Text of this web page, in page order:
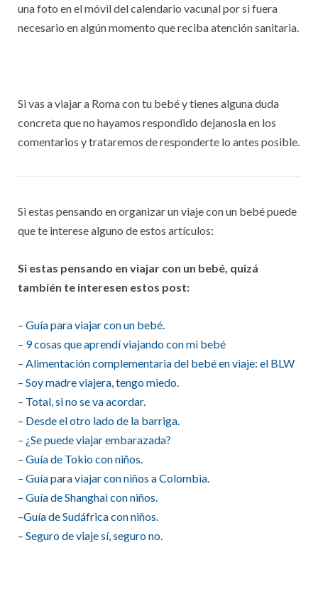
una foto en el móvil del calendario vacunal por si fuera
necesario en algún momento que reciba atención sanitaria.
Si vas a viajar a Roma con tu bebé y tienes alguna duda
concreta que no hayamos respondido dejanosla en los
comentarios y trataremos de responderte lo antes posible.
Si estas pensando en organizar un viaje con un bebé puede
que te interese alguno de estos artículos:
Si estas pensando en viajar con un bebé, quizá
también te interesen estos post:
– Guía para viajar con un bebé.
– 9 cosas que aprendí viajando con mi bebé
– Alimentación complementaria del bebé en viaje: el BLW
– Soy madre viajera, tengo miedo.
– Total, si no se va acordar.
– Desde el otro lado de la barriga.
– ¿Se puede viajar embarazada?
– Guía de Tokio con niños.
– Guía para viajar con niños a Colombia.
– Guía de Shanghai con niños.
–Guía de Sudáfrica con niños.
– Seguro de viaje sí, seguro no.